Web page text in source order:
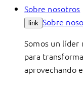
Sobre nosotros
link Sobre
Somos un líder
para
aprovechando